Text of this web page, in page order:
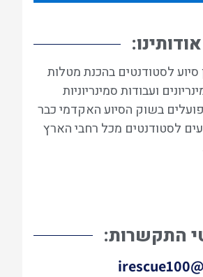
אודותינו:
לסטודנטים בהכנת מטלות
ועבודות סמינריוניות
פועלים בשוק הסיוע האקדמי כבר
לסטודנטים מכל רחבי הארץ
התקשרות: